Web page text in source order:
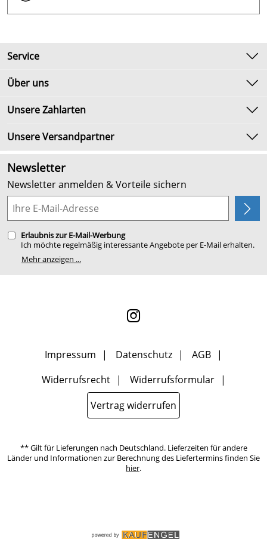
Service
Kontakt
Umtausch & Rückgabe
Lieferbedingungen
Über uns
Unsere Bestseller
Neu
Angebote
Kundenbewertungen (2.654)
4,9/5*****
Planung
Unsere Zahlarten
Unsere Versandpartner
Newsletter
Newsletter anmelden & Vorteile sichern
Erlaubnis zur E-Mail-Werbung
Ich möchte regelmäßig interessante Angebote per E-Mail erhalten.
Meine E-Mail-Adresse wird nicht an andere Unternehmen
weitergegeben. Zu statistischen Zwecken wird in anonymer Form
ich den Link "Abmelden" am Ende des Newsletters anklicke oder die
Option Newsletter im Mitgliederbereich deaktiviere. Die
habe ich zur Kenntnis genommen.
Mehr anzeigen ...
Impressum Datenschutz
AGB
Widerrufsrecht
Widerrufsformular
Vertrag widerrufen
** Gilt für Lieferungen nach Deutschland. Lieferzeiten für andere
Länder und Informationen zur Berechnung des Liefertermins finden Sie
hier.